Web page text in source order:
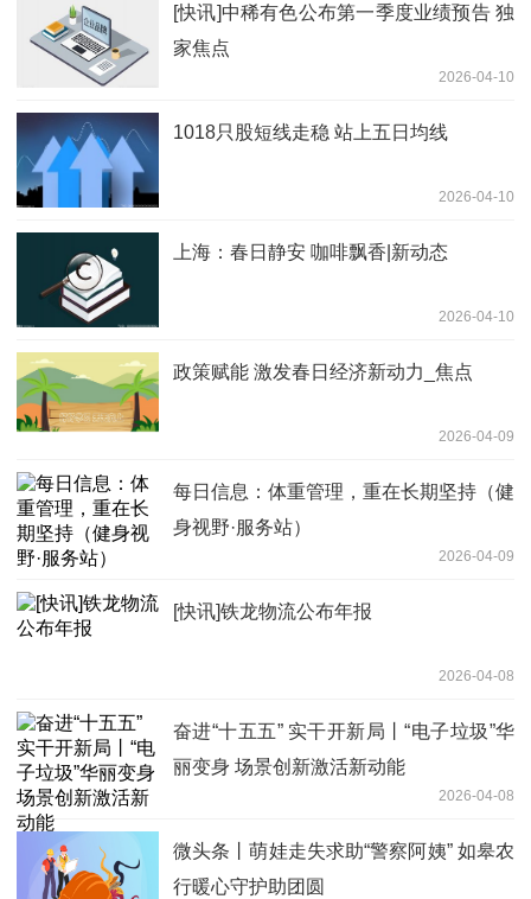
[快讯]中稀有色公布第一季度业绩预告 独
家焦点
2026-04-10
1018只股短线走稳 站上五日均线
2026-04-10
上海：春日静安 咖啡飘香|新动态
2026-04-10
政策赋能 激发春日经济新动力_焦点
2026-04-09
每日信息：体重管理，重在长期坚持（健
身视野·服务站）
2026-04-09
[快讯]铁龙物流公布年报
2026-04-08
奋进“十五五” 实干开新局丨“电子垃圾”华
丽变身 场景创新激活新动能
2026-04-08
微头条丨萌娃走失求助“警察阿姨” 如皋农
行暖心守护助团圆